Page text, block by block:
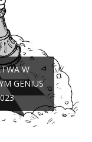
W
GENIUS